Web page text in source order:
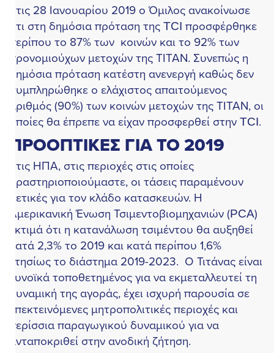
28 Ιανουαρίου 2019 ο Όμιλος ανακοίνωσε
στη δημόσια πρόταση της TCI προσφέρθηκε
το 87% των κοινών και το 92% των
μετοχών της ΤΙΤΑΝ. Συνεπώς η
πρόταση κατέστη ανενεργή καθώς δεν
ο ελάχιστος απαιτούμενος
(90%) των κοινών μετοχών της ΤΙΤΑΝ, οι
θα έπρεπε να είχαν προσφερθεί στην TCI.
ΓΙΑ ΤΟ 2019
ΗΠΑ, στις περιοχές στις οποίες
οι τάσεις παραμένουν
για τον κλάδο κατασκευών. Η
Ένωση Τσιμεντοβιομηχανιών (PCA)
ότι η κατανάλωση τσιμέντου θα αυξηθεί
2,3% το 2019 και κατά περίπου 1,6%
το διάστημα 2019-2023. Ο Τιτάνας είναι
τοποθετημένος για να εκμεταλλευτεί τη
της αγοράς, έχει ισχυρή παρουσία σε
μητροπολιτικές περιοχές και
παραγωγικού δυναμικού για να
στην ανοδική ζήτηση.